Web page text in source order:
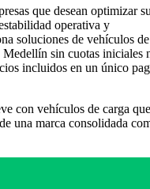
que desean optimizar
operativa y
soluciones de vehículos de
sin cuotas iniciales
incluidos en un único
con vehículos de carga que
una marca consolidada